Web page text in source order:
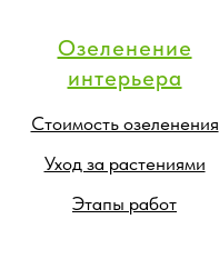
Озеленение
интерьера
Стоимость озеленения
Уход за растениями
Этапы работ